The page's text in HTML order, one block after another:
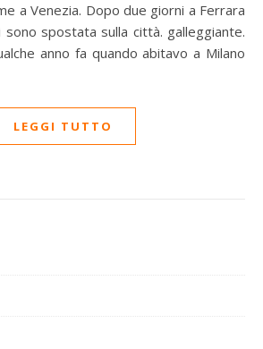
sono spostata sulla città. galleggiante.
anno fa quando abitavo a Milano
LEGGI TUTTO